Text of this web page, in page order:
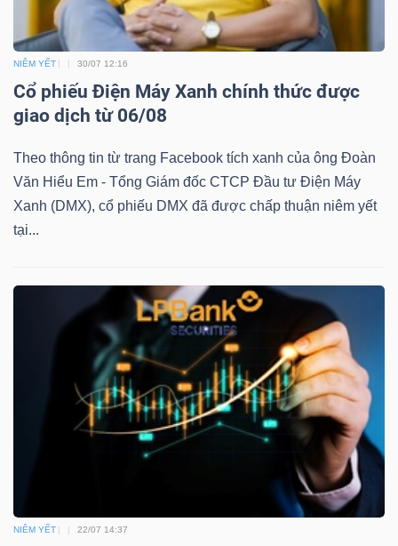
NIÊM YẾT 30/07 12:16
Cổ phiếu Điện Máy Xanh chính thức được
giao dịch từ 06/08
Theo thông tin từ trang Facebook tích xanh của ông Đoàn
Văn Hiểu Em - Tổng Giám đốc CTCP Đầu tư Điện Máy
Xanh (DMX), cổ phiếu DMX đã được chấp thuận niêm yết
tại...
NIÊM YẾT 22/07 14:37
ĐỘNG
SẢN
Mã
chứng
khoán
Tất cả Cổ phiếu Chỉ số Chứng chỉ quỹ Chứng
Người nội bộ Người liên quan Cổ đông lớn
(-)